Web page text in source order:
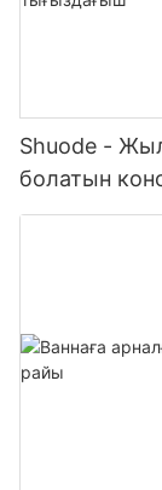
Shuode -
болатын